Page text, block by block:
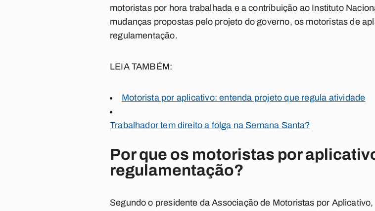
motoristas por hora trabalhada e a contribuição ao Instituto
mudanças propostas pelo projeto do governo, os motoristas de
regulamentação.
LEIA TAMBÉM:
Motorista por aplicativo: entenda projeto que regula atividade
Trabalhador tem direito a folga na Semana Santa?
Por que os motoristas por
regulamentação?
Segundo o presidente da Associação de Motoristas por